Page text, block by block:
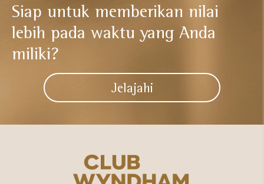
Siap untuk memberikan nilai
lebih pada waktu yang Anda
miliki?​
Jelajahi